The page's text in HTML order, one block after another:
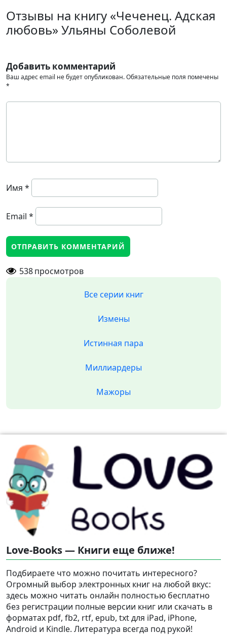
Отзывы на книгу «Чеченец. Адская
любовь» Ульяны Соболевой
Добавить комментарий
Ваш адрес email не будет опубликован.Обязательные поля помечены
*
Имя *
Email *
538просмотров
Все серии книг
Измены
Истинная пара
Миллиардеры
Мажоры
Love-Books — Книги еще ближе!
Подбираете что можно почитать интересного?
Огромный выбор электронных книг на любой вкус:
здесь можно читать онлайн полностью бесплатно
без регистрации полные версии книг или скачать в
форматах pdf, fb2, rtf, epub, txt для iPad, iPhone,
Android и Kindle. Литература всегда под рукой!